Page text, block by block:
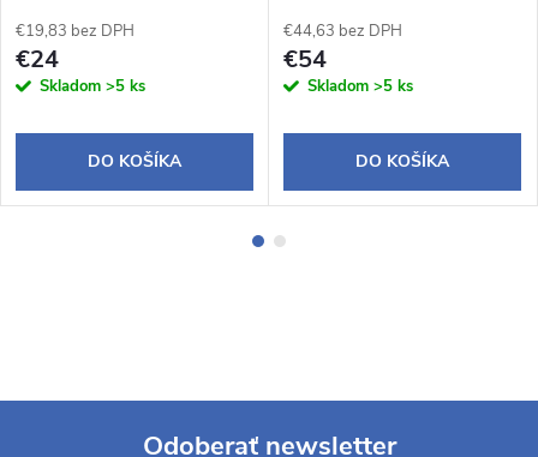
€19,83 bez DPH
€24
Skladom >5 ks
DO KOŠÍKA
€44,63 bez DPH
€54
Skladom >5 ks
DO KOŠÍKA
Odoberať newsletter